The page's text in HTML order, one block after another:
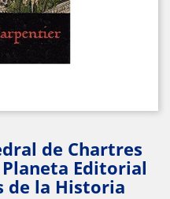
de Chartres
Editorial
de la Historia